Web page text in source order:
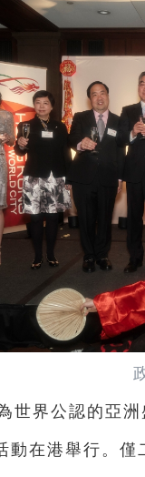
世界公認的亞
動在港舉行。